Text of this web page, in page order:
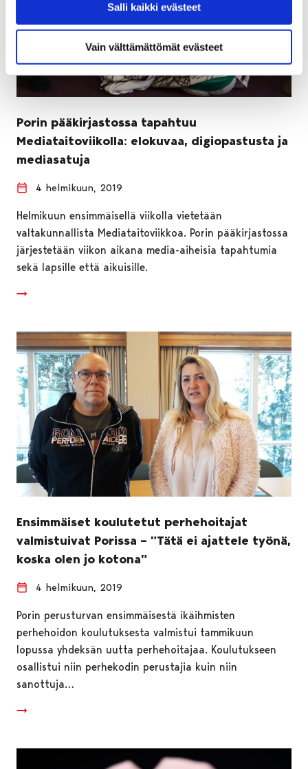
Salli kaikki evästeet
Vain välttämättömät evästeet
Porin pääkirjastossa tapahtuu
Mediataitoviikolla: elokuvaa, digiopastusta ja
mediasatuja
4 helmikuun, 2019
Helmikuun ensimmäisellä viikolla vietetään
valtakunnallista Mediataitoviikkoa. Porin pääkirjastossa
järjestetään viikon aikana media-aiheisia tapahtumia
sekä lapsille että aikuisille.
Ensimmäiset koulutetut perhehoitajat
valmistuivat Porissa – ”Tätä ei ajattele työnä,
koska olen jo kotona”
4 helmikuun, 2019
Porin perusturvan ensimmäisestä ikäihmisten
perhehoidon koulutuksesta valmistui tammikuun
lopussa yhdeksän uutta perhehoitajaa. Koulutukseen
osallistui niin perhekodin perustajia kuin niin
sanottuja…